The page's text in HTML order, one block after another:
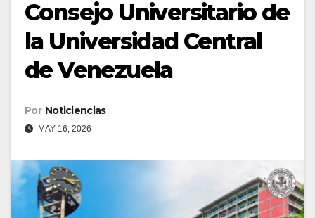
Consejo Universitario de
la Universidad Central
de Venezuela
Por Noticiencias
MAY 16, 2026